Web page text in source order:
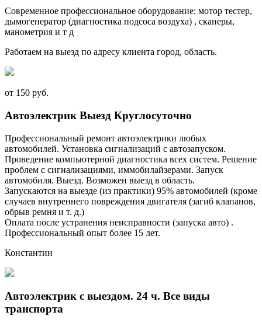
Современное профессиональное оборудование: мотор тестер,
дымогенератор (диагностика подсоса воздуха) , сканеры,
манометрия и т д
Работаем на выезд по адресу клиента город, область.
от 150 руб.
Автоэлектрик Выезд Круглосуточно
Профессиональный ремонт автоэлектрики любых
автомобилей. Установка сигнализаций с автозапуском.
Проведение компьютерной диагностика всех систем. Решение
проблем с сигнализациями, иммобилайзерами. Запуск
автомобиля. Выезд. Возможен выезд в область.
Запускаются на выезде (из практики) 95% автомобилей (кроме
случаев внутреннего повреждения двигателя (загиб клапанов,
обрыв ремня и т. д.)
Оплата после устранения неисправности (запуска авто) .
Профессиональный опыт более 15 лет.
Константин
Автоэлектрик с выездом. 24 ч. Все виды
транспорта